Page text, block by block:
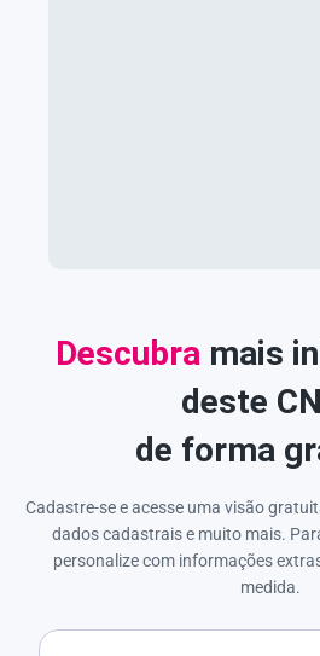
Descubra mais
deste
de forma
Cadastre-se e acesse uma visão
dados cadastrais e muito mais.
personalize com informações
medida.